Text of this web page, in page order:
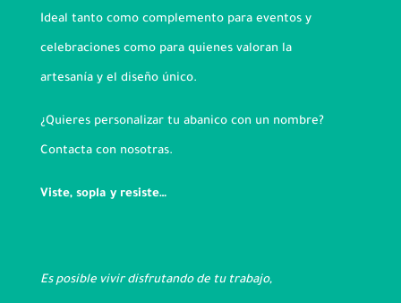
Ideal tanto como complemento para eventos y
celebraciones como para quienes valoran la
artesanía y el diseño único.
¿Quieres personalizar tu abanico con un nombre?
Contacta con nosotras.
Viste, sopla y resiste…
Es posible vivir disfrutando de tu trabajo,